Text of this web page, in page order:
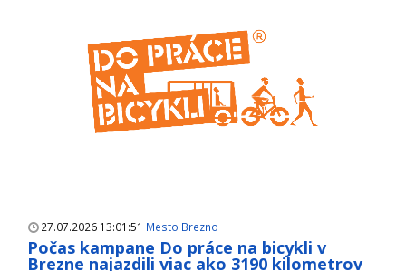
27.07.2026 13:01:51 Mesto Brezno
Počas kampane Do práce na bicykli v
Brezne najazdili viac ako 3190 kilometrov